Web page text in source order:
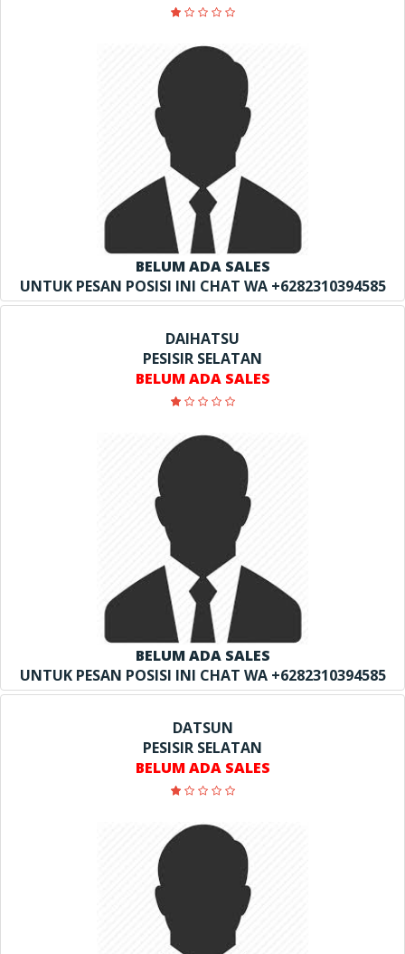
BELUM ADA SALES
UNTUK PESAN POSISI INI CHAT WA +6282310394585
DAIHATSU
PESISIR SELATAN
BELUM ADA SALES
BELUM ADA SALES
UNTUK PESAN POSISI INI CHAT WA +6282310394585
DATSUN
PESISIR SELATAN
BELUM ADA SALES